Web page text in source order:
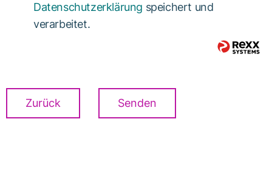
Datenschutzerklärung speichert und
verarbeitet.
Zurück Senden